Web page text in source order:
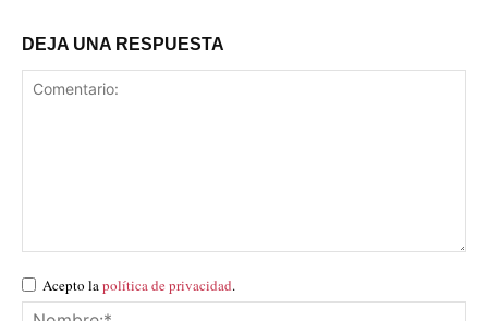
DEJA UNA RESPUESTA
Acepto lapolítica de privacidad.